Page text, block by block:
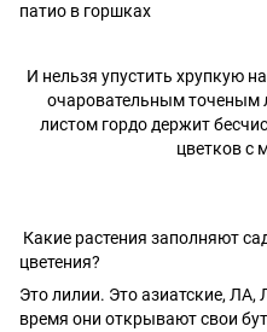
патио в горшках
И нельзя упустить хрупкую
очаровательным точеным
листом гордо держит
цветков с
Какие растения заполняют
цветения?
Это лилии. Это азиатские,
время они открывают свои